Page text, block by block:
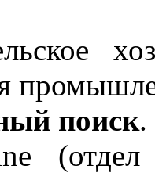
поиск.